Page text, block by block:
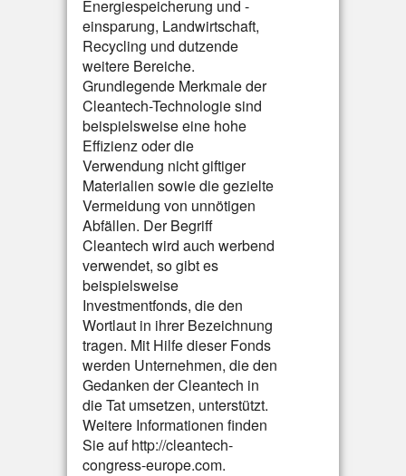
Energiespeicherung und -
einsparung, Landwirtschaft,
Recycling und dutzende
weitere Bereiche.
Grundlegende Merkmale der
Cleantech-Technologie sind
beispielsweise eine hohe
Effizienz oder die
Verwendung nicht giftiger
Materialien sowie die gezielte
Vermeidung von unnötigen
Abfällen. Der Begriff
Cleantech wird auch werbend
verwendet, so gibt es
beispielsweise
Investmentfonds, die den
Wortlaut in ihrer Bezeichnung
tragen. Mit Hilfe dieser Fonds
werden Unternehmen, die den
Gedanken der Cleantech in
die Tat umsetzen, unterstützt.
Weitere Informationen finden
Sie auf http://cleantech-
congress-europe.com.